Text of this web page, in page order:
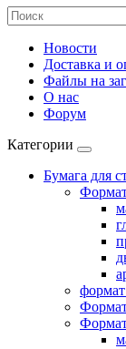
Новости
Доставка и
Файлы на
О нас
Форум
Категории
Бумага для